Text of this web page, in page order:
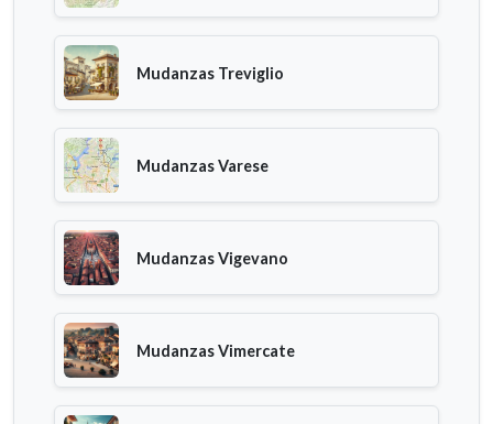
Mudanzas Treviglio
Mudanzas Varese
Mudanzas Vigevano
Mudanzas Vimercate